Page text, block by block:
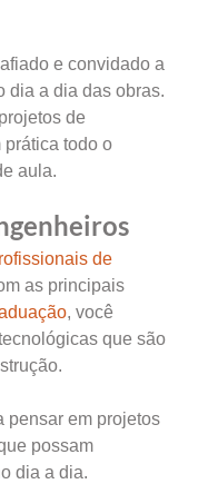
e convidado a
dia a dia das obras.
de
prática todo o
aula.
de
as principais
, você
que são
pensar em projetos
possam
dia a dia.